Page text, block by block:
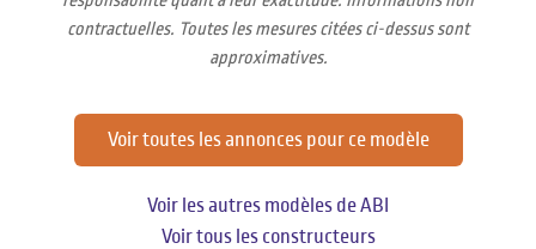
contractuelles. Toutes les mesures citées ci-dessus sont
approximatives.
Voir toutes les annonces pour ce modèle
Voir les autres modèles de ABI
Voir tous les constructeurs